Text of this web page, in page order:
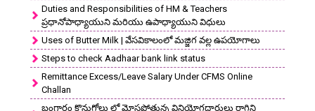
Duties and Responsibilities of HM & Teachers
ప్రధానోపాధ్యాయుని మరియు ఉపాధ్యాయుని విధులు
Uses of Butter Milk | వేసవికాలంలో మజ్జిగ వల్ల ఉపయోగాలు
Steps to check Aadhaar bank link status
Remittance Excess/Leave Salary Under CFMS Online
Challan
బంగారం కొనుగోలు లో మోసపోతున్న వినియోగదారులు రాగిని